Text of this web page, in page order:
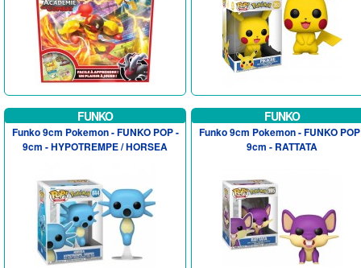
FUNKO
Funko 9cm Pokemon - FUNKO POP -
9cm - HYPOTREMPE / HORSEA
FUNKO
Funko 9cm Pokemon - FUNKO
9cm - RATTATA